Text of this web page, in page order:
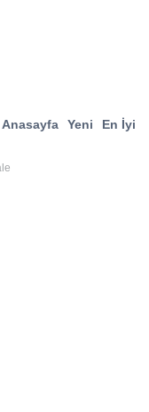
Anasayfa Yeni En İyi